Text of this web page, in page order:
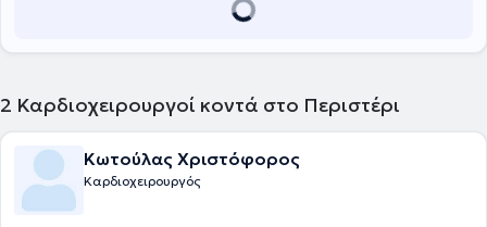
2 Καρδιοχειρουργοί κοντά στο Περιστέρι
Κωτούλας Χριστόφορος
Καρδιοχειρουργός